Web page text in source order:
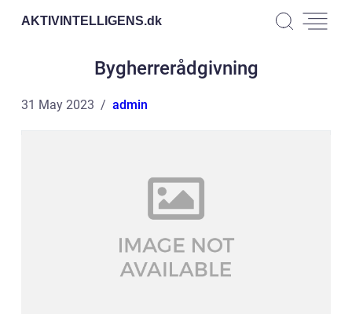
AKTIVINTELLIGENS.dk
Bygherrerådgivning
31 May 2023 admin